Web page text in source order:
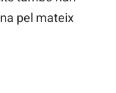
pel mateix